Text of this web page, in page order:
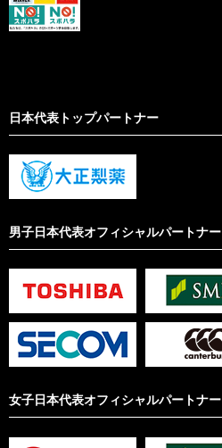
日本代表トップパートナー
男子日本代表オフィシャルパートナー
女子日本代表オフィシャルパートナー